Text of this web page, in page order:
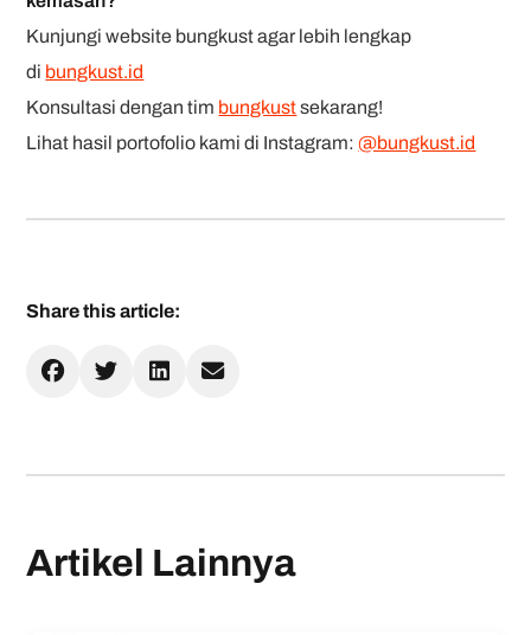
Kunjungi website bungkust agar lebih lengkap
di bungkust.id
Konsultasi dengan tim bungkustsekarang!
Lihat hasil portofolio kami di Instagram:@bungkust.id
Share this article:
Artikel Lainnya